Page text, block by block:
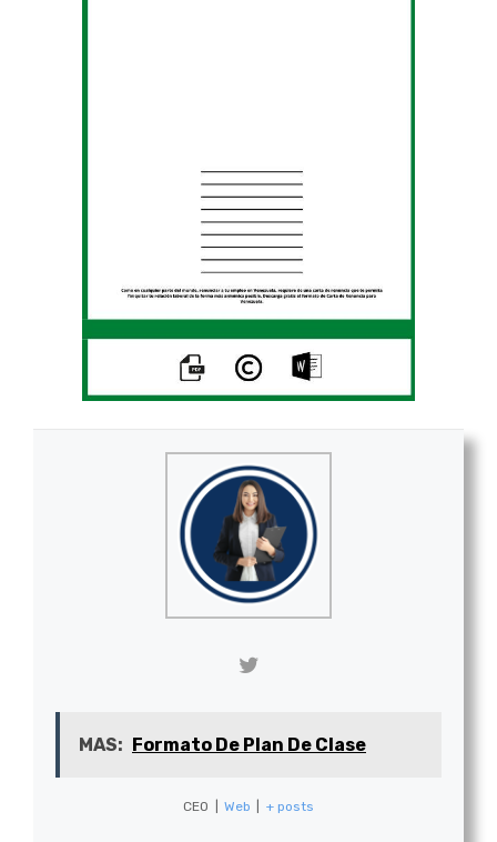
MAS: Formato De Plan De Clase
CEO Web + posts